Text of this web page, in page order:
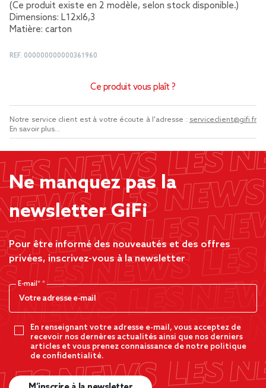
(Ce produit existe en 2 modèle, selon stock disponible.)
Dimensions: L12xl6,3
Matière: carton
REF. 000000000000361960
Ce produit vous plaît ?
Notre service client est à votre écoute à l'adresse : serviceclient@gifi.fr
En savoir plus...
Ne manquez pas la
newsletter GiFi
Pour être informé des nouveautés et des offres
privées, inscrivez-vous à la newsletter
E-mail*
En renseignant votre adresse e-mail, vous acceptez de
recevoir nos dernères actualités ainsi que nos derniers
articles et vous prenez connaissance de notre politique
de confidentialité.